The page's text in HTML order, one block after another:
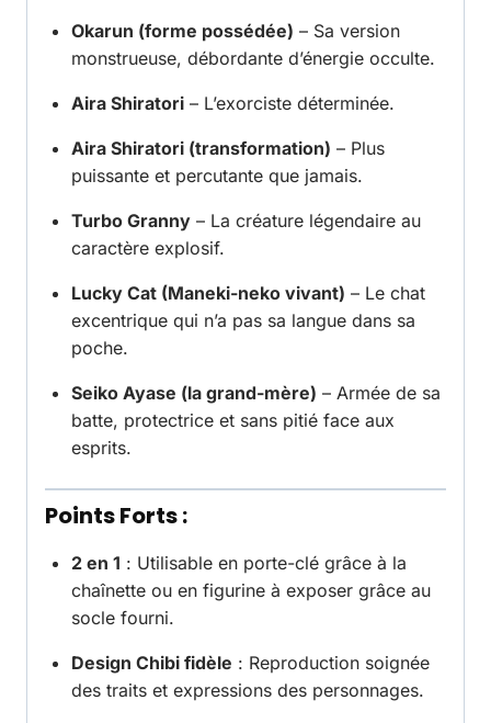
Okarun (forme possédée) – Sa version
monstrueuse, débordante d’énergie occulte.
Aira Shiratori – L’exorciste déterminée.
Aira Shiratori (transformation) – Plus
puissante et percutante que jamais.
Turbo Granny – La créature légendaire au
caractère explosif.
Lucky Cat (Maneki-neko vivant) – Le chat
excentrique qui n’a pas sa langue dans sa
poche.
Seiko Ayase (la grand-mère) – Armée de sa
batte, protectrice et sans pitié face aux
esprits.
Points Forts :
2 en 1 : Utilisable en porte-clé grâce à la
chaînette ou en figurine à exposer grâce au
socle fourni.
Design Chibi fidèle : Reproduction soignée
des traits et expressions des personnages.